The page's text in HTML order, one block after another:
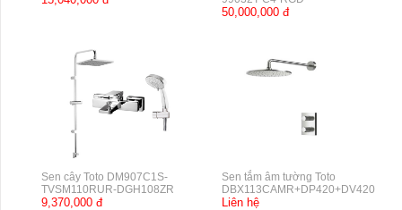
50,000,000 đ
Sen cây Toto DM907C1S-
TVSM110RUR-DGH108ZR
9,370,000 đ
Sen tắm âm tường Toto
DBX113CAMR+DP420+DV420
Liên hệ